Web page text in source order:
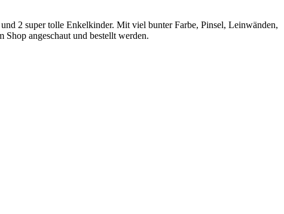
2 super tolle Enkelkinder. Mit viel bunter Farbe, Pinsel, Leinwänden,
angeschaut und bestellt werden.